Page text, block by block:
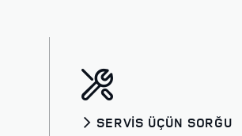
SERVİS ÜÇÜN SORĞU